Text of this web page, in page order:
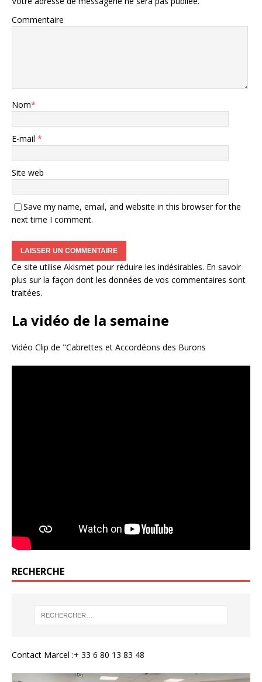
Commentaire
Nom*
E-mail *
Site web
Save my name, email, and website in this browser for the
next time I comment.
Ce site utilise Akismet pour réduire les indésirables. En savoir
plus sur la façon dont les données de vos commentaires sont
traitées.
La vidéo de la semaine
Vidéo Clip de "Cabrettes et Accordéons des Burons
RECHERCHE
Contact Marcel :+ 33 6 80 13 83 48